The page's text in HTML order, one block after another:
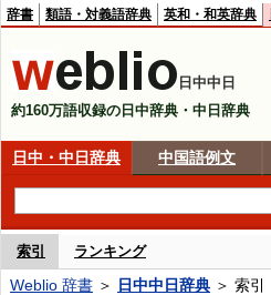
辞書 類語・対義語辞典 英和・和英辞典
日中中日
約160万語収録の日中辞典・中日辞典
日中・中日辞典 中国語例文
索引 ランキング
Weblio 辞書 ＞ 日中中日辞典 ＞ 索引